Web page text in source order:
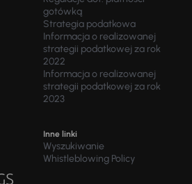
gotówką
Strategia podatkowa
Informacja o realizowanej
strategii podatkowej za rok
2022
Informacja o realizowanej
strategii podatkowej za rok
2023
Inne linki
Wyszukiwanie
Whistleblowing Policy